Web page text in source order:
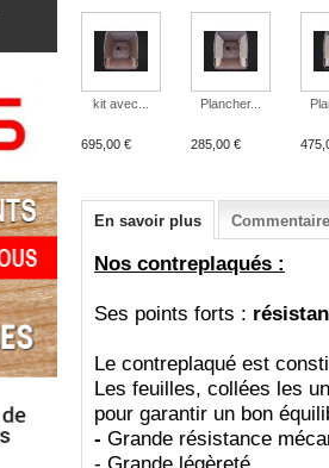
kit avec...
695,00 €
Plancher...
285,00 €
En savoir plus
Nos contreplaqués :
Ses points forts :
Le contreplaqué est
Les feuilles, collées les
pour garantir un bon
- Grande résistance